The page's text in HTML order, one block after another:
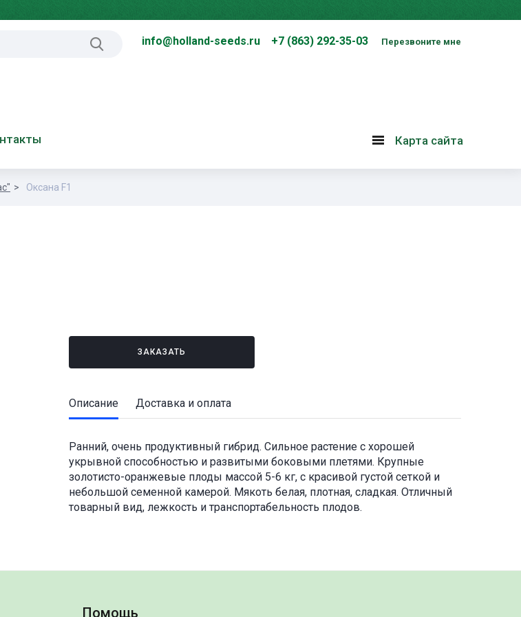
info@holland-seeds.ru +7 (863) 292-35-03 Перезвоните мне
КартаКарта сайта
Оксана F1
ЗАКАЗАТЬ
Описание Доставка и оплата
Ранний, очень продуктивный гибрид. Сильное растение с хорошей
укрывной способностью и развитыми боковыми плетями. Крупные
золотисто-оранжевые плоды массой 5-6 кг, с красивой густой сеткой и
небольшой семенной камерой. Мякоть белая, плотная, сладкая. Отличный
товарный вид, лежкость и транспортабельность плодов.
Помощь